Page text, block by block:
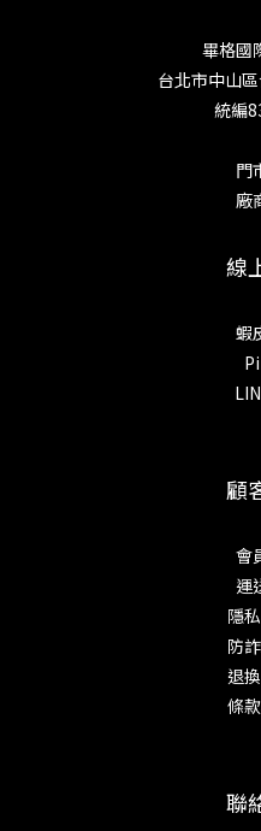
畢格國
台北市中山
統編
門
廠
線
蝦
顧
會
運
隱
防
退
條
聯